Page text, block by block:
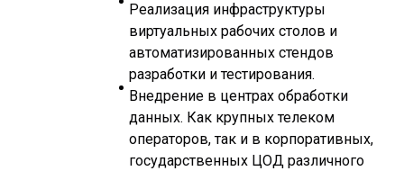
Реализация инфраструктуры
виртуальных рабочих столов и
автоматизированных стендов
разработки и тестирования.
Внедрение в центрах обработки
данных. Как крупных телеком
операторов, так и в корпоративных,
государственных ЦОД различного